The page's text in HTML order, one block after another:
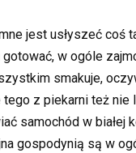
jest usłyszeć
w ogóle
smakuje,
z piekarni też
samochód w
gospodynią są w